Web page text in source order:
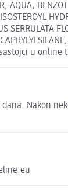
sastojci u
Nakon